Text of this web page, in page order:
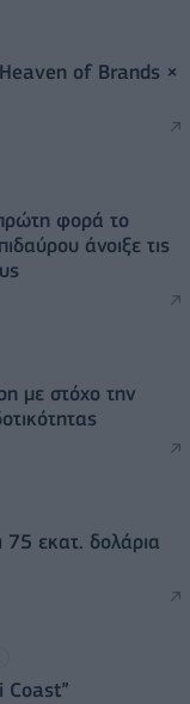
of Brands ×
φορά το
άνοιξε τις
με στόχο την
75 εκατ. δολάρια
Coast”